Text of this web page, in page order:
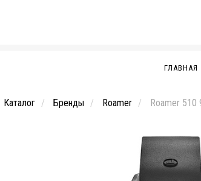
ГЛАВНАЯ
Каталог Бренды Roamer Roamer 510